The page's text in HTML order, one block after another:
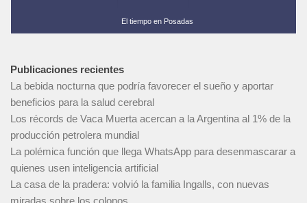
El tiempo en Posadas
Publicaciones recientes
La bebida nocturna que podría favorecer el sueño y aportar
beneficios para la salud cerebral
Los récords de Vaca Muerta acercan a la Argentina al 1% de la
producción petrolera mundial
La polémica función que llega WhatsApp para desenmascarar a
quienes usen inteligencia artificial
La casa de la pradera: volvió la familia Ingalls, con nuevas
miradas sobre los colonos